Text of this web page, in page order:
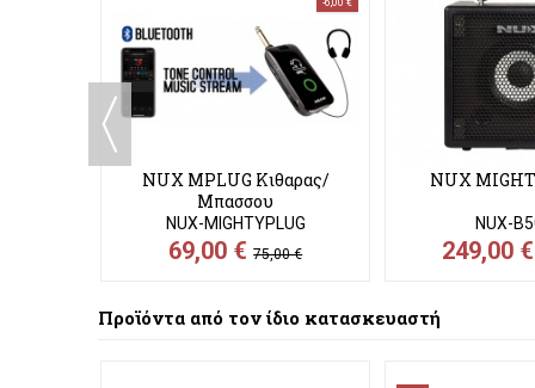
-6,00 €
NUX MPLUG Κιθαρας/
Μπασσου
NUX-MIGHTYPLUG
69,00 €75,00 €
NUX
NUX-
249,00
Προϊόντα από τον ίδιο κατασκευαστή